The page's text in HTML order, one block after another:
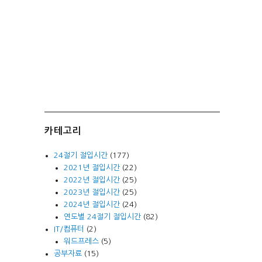
카테고리
24절기 절입시간 (177)
2021년 절입시간(22)
2022년 절입시간(25)
2023년 절입시간(25)
2024년 절입시간(24)
연도별 24절기 절입시간(82)
IT/컴퓨터
(2)
워드프레스(5)
공부자료 (15)